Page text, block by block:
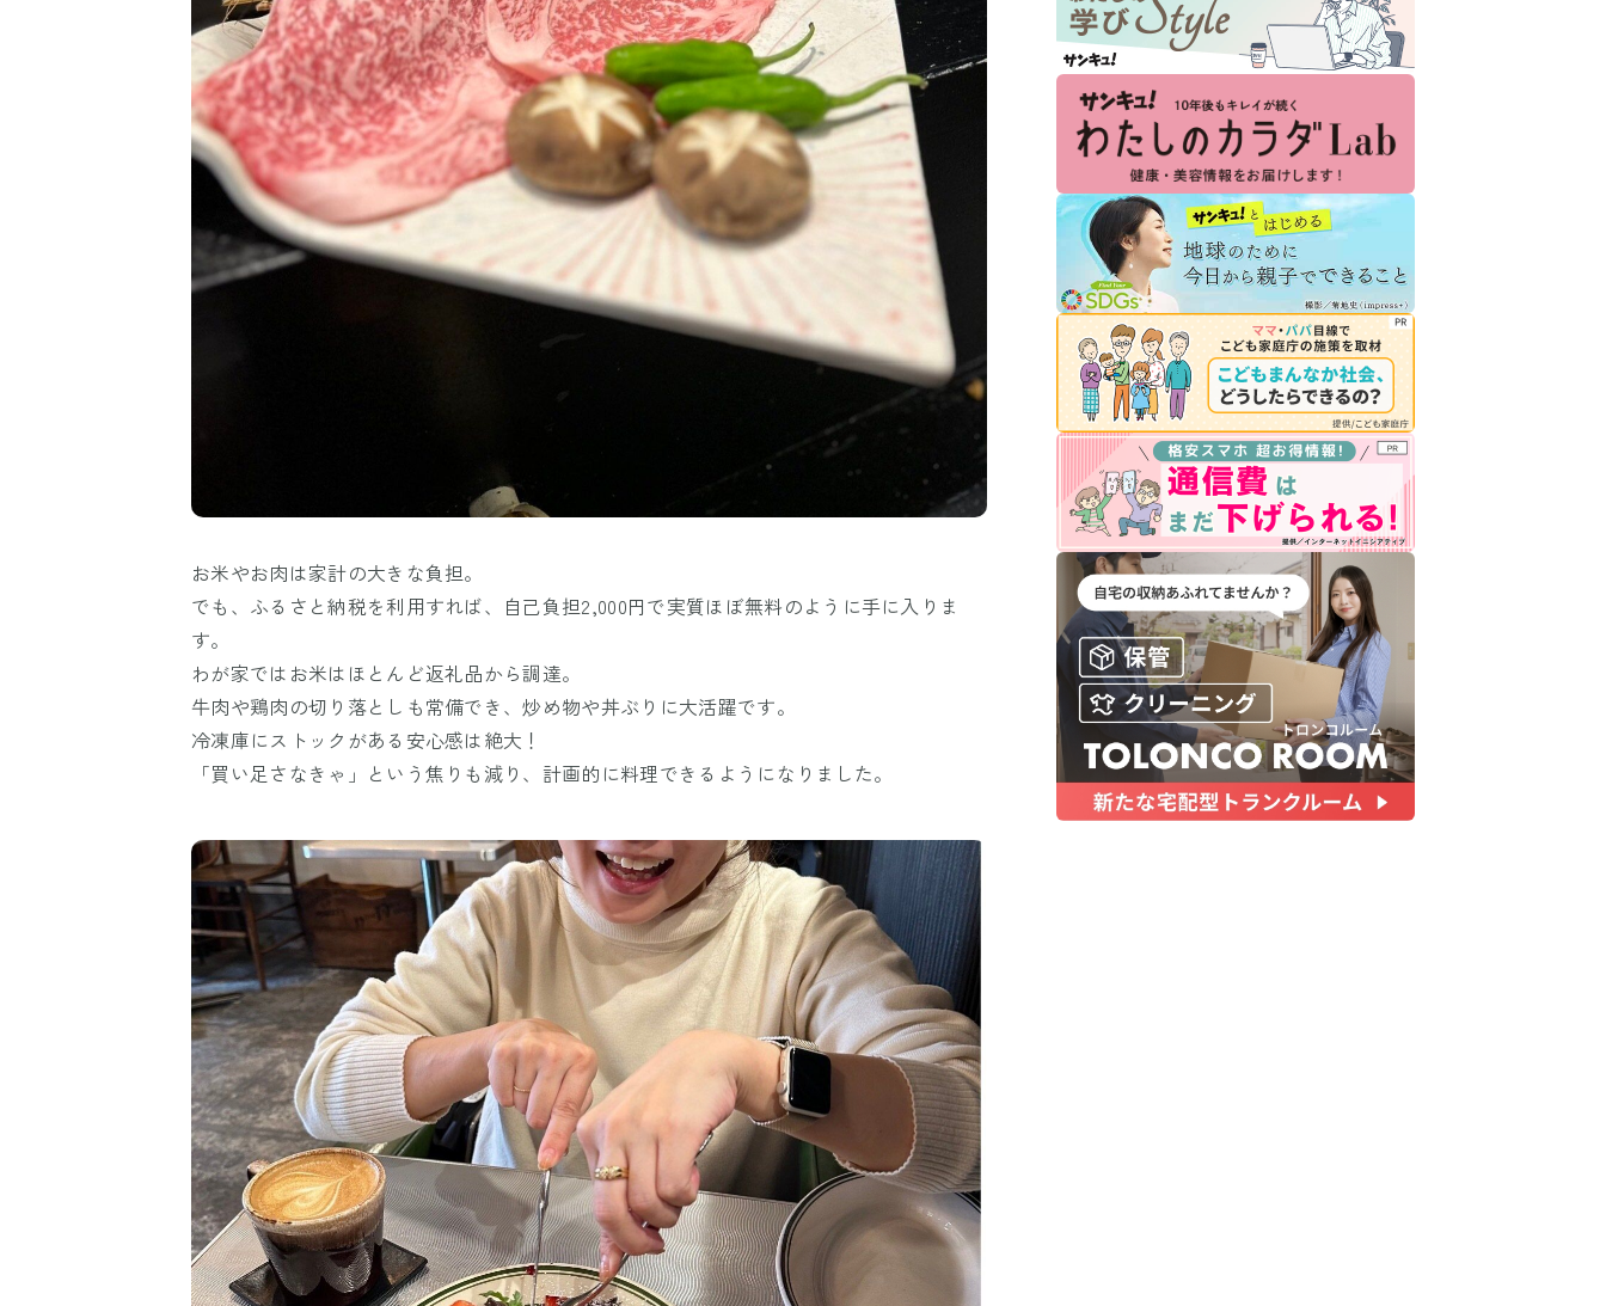
お米やお肉は家計の大きな負担。
でも、ふるさと納税を利用すれば、自己負担2,000円で実質ほぼ無料のように手に入りま
す。
わが家ではお米はほとんど返礼品から調達。
牛肉や鶏肉の切り落としも常備でき、炒め物や丼ぶりに大活躍です。
冷凍庫にストックがある安心感は絶大！
「買い足さなきゃ」という焦りも減り、計画的に料理できるようになりました。